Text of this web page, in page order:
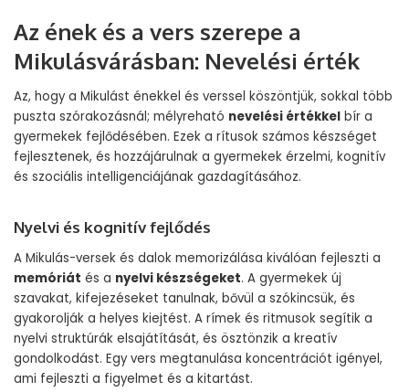
Az ének és a vers szerepe a
Mikulásvárásban: Nevelési érték
Az, hogy a Mikulást énekkel és verssel köszöntjük, sokkal több
puszta szórakozásnál; mélyreható nevelési értékkel bír a
gyermekek fejlődésében. Ezek a rítusok számos készséget
fejlesztenek, és hozzájárulnak a gyermekek érzelmi, kognitív
és szociális intelligenciájának gazdagításához.
Nyelvi és kognitív fejlődés
A Mikulás-versek és dalok memorizálása kiválóan fejleszti a
memóriát és a nyelvi készségeket. A gyermekek új
szavakat, kifejezéseket tanulnak, bővül a szókincsük, és
gyakorolják a helyes kiejtést. A rímek és ritmusok segítik a
nyelvi struktúrák elsajátítását, és ösztönzik a kreatív
gondolkodást. Egy vers megtanulása koncentrációt igényel,
ami fejleszti a figyelmet és a kitartást.